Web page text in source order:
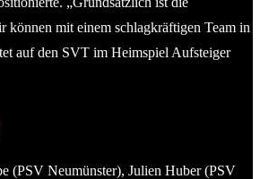
können mit einem schlagkräftigen Team in
auf den SVT im Heimspiel Aufsteiger
(PSV Neumünster), Julien Huber (PSV